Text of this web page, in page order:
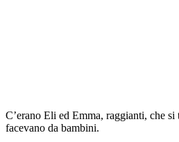
C’erano Eli ed Emma, raggianti, che si
facevano da bambini.